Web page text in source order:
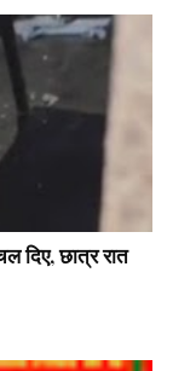
दिए, छात्र रात